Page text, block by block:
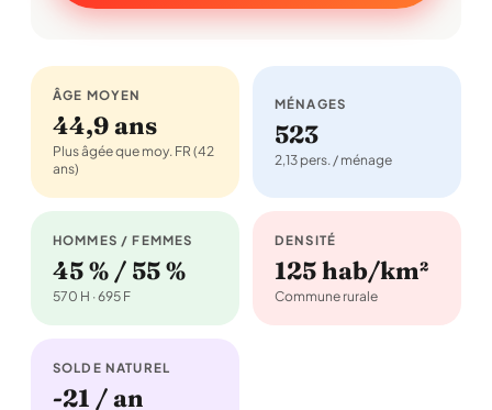
ÂGE MOYEN
44,9 ans
Plus âgée que moy. FR (42
ans)
MÉNAGES
523
2,13 pers. / ménage
HOMMES / FEMMES
45 % / 55 %
570 H · 695 F
DENSITÉ
125 hab/km²
Commune rurale
SOLDE NATUREL
-21 / an